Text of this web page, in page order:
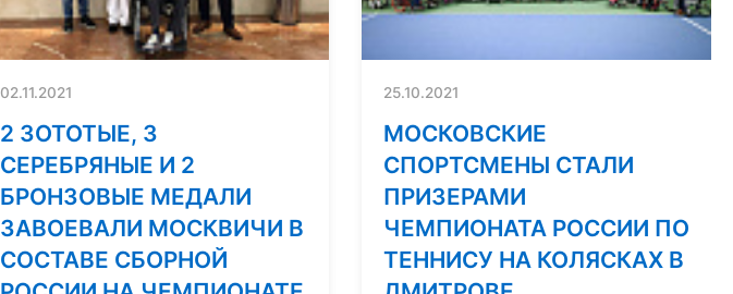
02.11.2021
2 ЗОТОТЫЕ, 3
СЕРЕБРЯНЫЕ И 2
БРОНЗОВЫЕ МЕДАЛИ
ЗАВОЕВАЛИ МОСКВИЧИ В
СОСТАВЕ СБОРНОЙ
25.10.2021
МОСКОВСКИЕ
СПОРТСМЕНЫ СТАЛИ
ПРИЗЕРАМИ
ЧЕМПИОНАТА РОССИИ ПО
ТЕННИСУ НА КОЛЯСКАХ В